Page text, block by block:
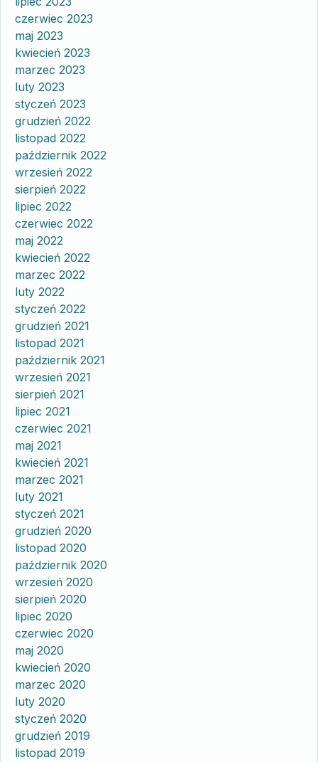
czerwiec 2023
maj 2023
kwiecień 2023
marzec 2023
luty 2023
styczeń 2023
grudzień 2022
listopad 2022
październik 2022
wrzesień 2022
sierpień 2022
lipiec 2022
czerwiec 2022
maj 2022
kwiecień 2022
marzec 2022
luty 2022
styczeń 2022
grudzień 2021
listopad 2021
październik 2021
wrzesień 2021
sierpień 2021
lipiec 2021
czerwiec 2021
maj 2021
kwiecień 2021
marzec 2021
luty 2021
styczeń 2021
grudzień 2020
listopad 2020
październik 2020
wrzesień 2020
sierpień 2020
lipiec 2020
czerwiec 2020
maj 2020
kwiecień 2020
marzec 2020
luty 2020
styczeń 2020
grudzień 2019
listopad 2019